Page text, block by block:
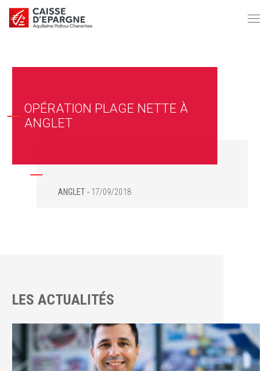
OPÉRATION PLAGE NETTE À
ANGLET
ANGLET 17/09/2018
LES ACTUALITÉS